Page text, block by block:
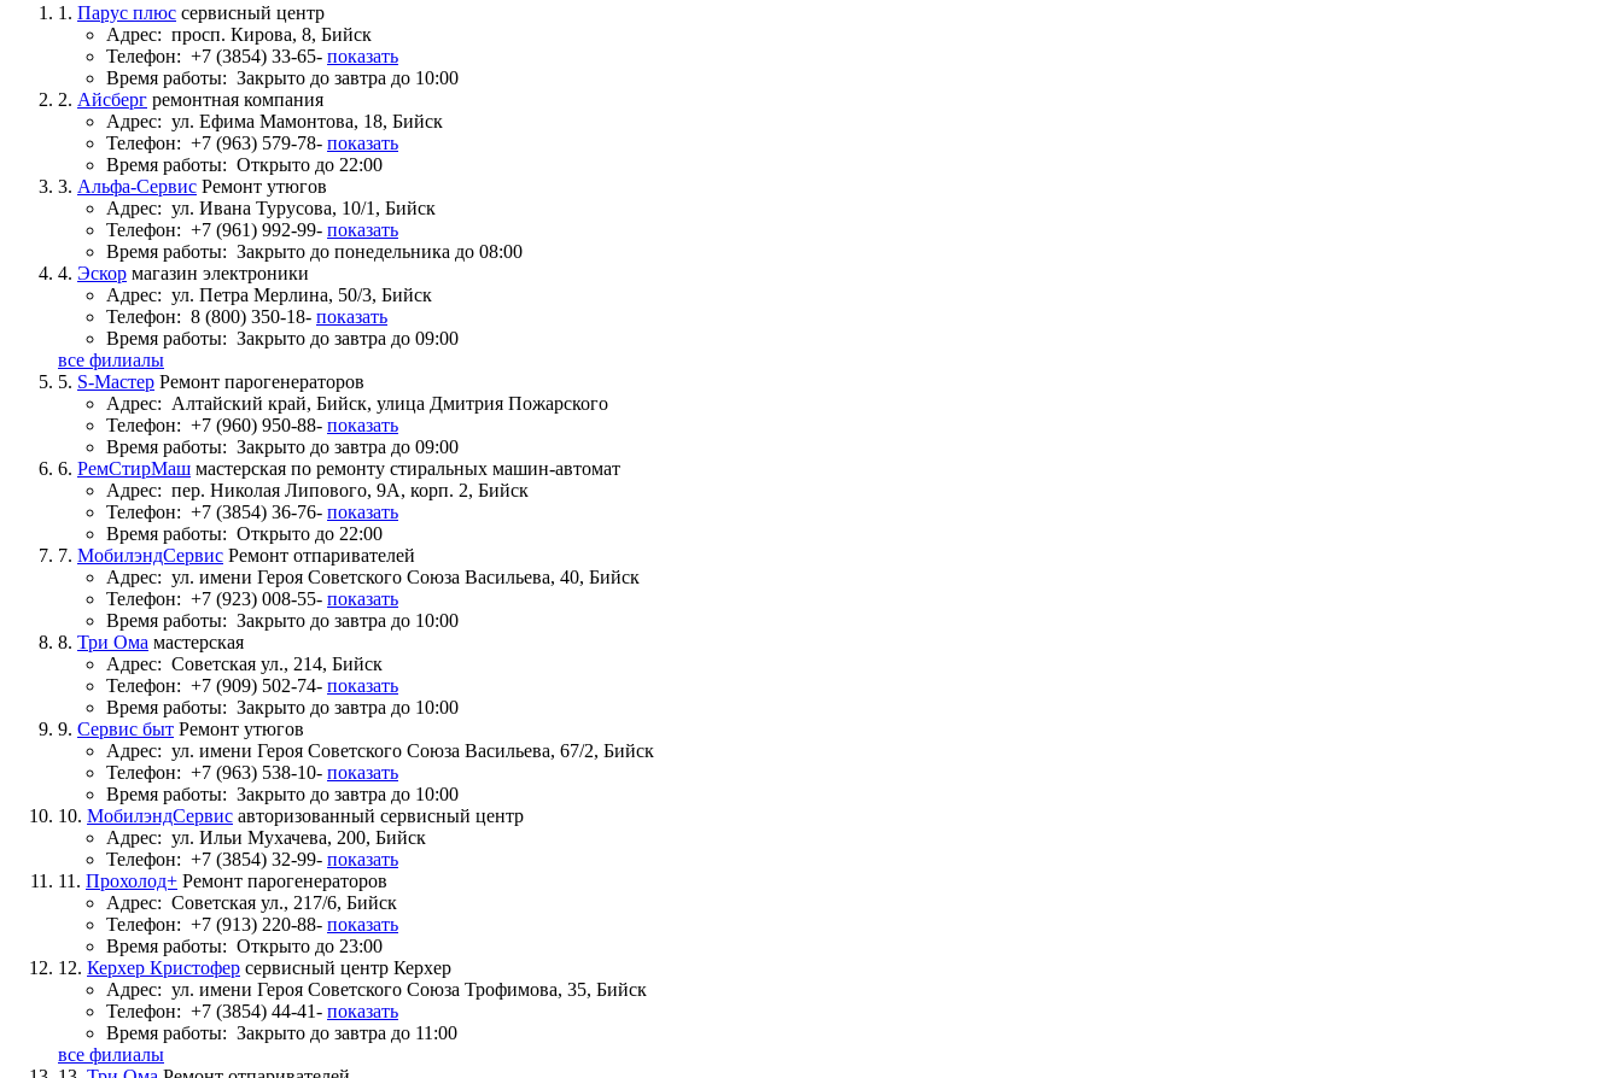
1. Парус плюс сервисный центр
Адрес: просп. Кирова, 8, Бийск
Телефон: +7 (3854) 33-65- показать
Время работы: Закрыто до завтра до 10:00
2. Айсберг ремонтная компания
Адрес: ул. Ефима Мамонтова, 18, Бийск
Телефон: +7 (963) 579-78- показать
Время работы: Открыто до 22:00
3. Альфа-Сервис Ремонт утюгов
Адрес: ул. Ивана Турусова, 10/1, Бийск
Телефон: +7 (961) 992-99- показать
Время работы: Закрыто до понедельника до 08:00
4. Эскор магазин электроники
Адрес: ул. Петра Мерлина, 50/3, Бийск
Телефон: 8 (800) 350-18- показать
Время работы: Закрыто до завтра до 09:00
все филиалы
5. S-Мастер Ремонт парогенераторов
Адрес: Алтайский край, Бийск, улица Дмитрия Пожарского
Телефон: +7 (960) 950-88- показать
Время работы: Закрыто до завтра до 09:00
6. РемСтирМаш мастерская по ремонту стиральных машин-автомат
Адрес: пер. Николая Липового, 9А, корп. 2, Бийск
Телефон: +7 (3854) 36-76- показать
Время работы: Открыто до 22:00
7. МобилэндСервис Ремонт отпаривателей
Адрес: ул. имени Героя Советского Союза Васильева, 40, Бийск
Телефон: +7 (923) 008-55- показать
Время работы: Закрыто до завтра до 10:00
8. Три Ома мастерская
Адрес: Советская ул., 214, Бийск
Телефон: +7 (909) 502-74- показать
Время работы: Закрыто до завтра до 10:00
9. Сервис быт Ремонт утюгов
Адрес: ул. имени Героя Советского Союза Васильева, 67/2, Бийск
Телефон: +7 (963) 538-10- показать
Время работы: Закрыто до завтра до 10:00
10. МобилэндСервис авторизованный сервисный центр
Адрес: ул. Ильи Мухачева, 200, Бийск
Телефон: +7 (3854) 32-99- показать
11. Прохолод+ Ремонт парогенераторов
Адрес: Советская ул., 217/6, Бийск
Телефон: +7 (913) 220-88- показать
Время работы: Открыто до 23:00
12. Керхер Кристофер сервисный центр Керхер
Адрес: ул. имени Героя Советского Союза Трофимова, 35, Бийск
Телефон: +7 (3854) 44-41- показать
Время работы: Закрыто до завтра до 11:00
все филиалы